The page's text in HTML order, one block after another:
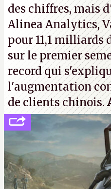
des chiffres, mais
Alinea Analytics,
pour 11,1 milliards
sur le premier
record qui
l'augmentation
de clients chinois.